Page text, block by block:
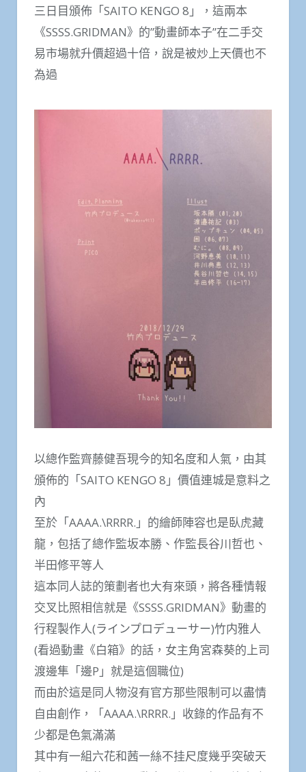
三日目頒佈「SAITO KENGO 8」，這兩本
《SSSS.GRIDMAN》的”動畫師本子”在二手交
易市場就升價超過十倍，說是被炒上天價也不
為過
以總作監齊藤健吾現今的知名度和人氣，由其
頒佈的「SAITO KENGO 8」價值連城是意料之
內
至於「AAAA.\RRRR.」的繪師陣容也是臥虎藏
龍，包括了總作監坂本勝、作監長谷川哲也、
半田修平等人
這本同人誌的策劃者也大有來頭，將各種情報
交叉比照相信就是《SSSS.GRIDMAN》動畫的
行程製作人(ラインプロデューサー)竹内雅人
(看過動畫《白箱》的話，女主角宮森葵的上司
渡邊隼「邊P」就是這個職位)
而由於這是同人物沒有官方那些限制可以盡情
自由創作，「AAAA.\RRRR.」收錄的作品有不
少都是色氣滿滿
其中有一組六花和茜一絲不挂尺度幾乎突破天